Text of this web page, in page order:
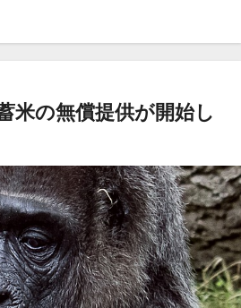
米の無償提供が開始し